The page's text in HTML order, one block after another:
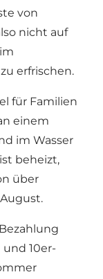
von
nicht auf
erfrischen.
für Familien
einem
im Wasser
beheizt,
über
10er-